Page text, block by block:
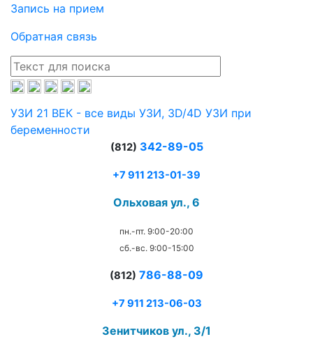
Запись на прием
Обратная связь
УЗИ 21 ВЕК - все виды УЗИ, 3D/4D УЗИ при
беременности
(812) 342-89-05
+7 911 213-01-39
Ольховая ул., 6
пн.-пт. 9:00-20:00
сб.-вс. 9:00-15:00
(812) 786-88-09
+7 911 213-06-03
Зенитчиков ул., 3/1